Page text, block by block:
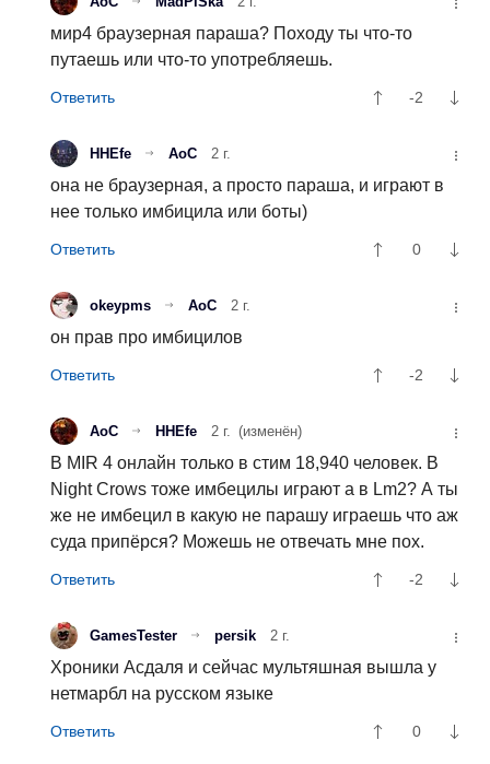
мир4 браузерная параша? Походу ты что-то
путаешь или что-то употребляешь.
-2
HHEfe АоС 2 г.
она не браузерная, а просто параша, и играют в
нее только имбицила или боты)
0
okeypms АоС 2 г.
он прав про имбицилов
-2
АоС HHEfe 2 г. (изменён)
В MIR 4 онлайн только в стим 18,940 человек. В
Night Crows тоже имбецилы играют а в Lm2? А ты
же не имбецил в какую не парашу играешь что аж
суда припёрся? Можешь не отвечать мне пох.
-2
GamesTester persik 2 г.
Хроники Асдаля и сейчас мультяшная вышла у
нетмарбл на русском языке
0